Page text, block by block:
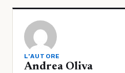
L'AUTORE
Andrea Oliva